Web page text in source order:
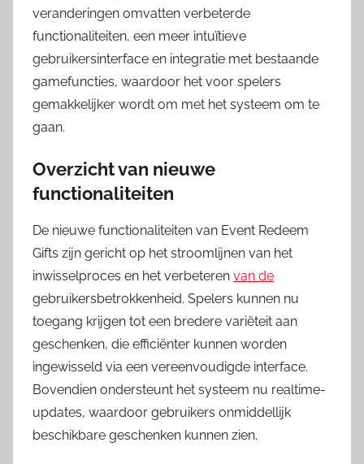
veranderingen omvatten verbeterde
functionaliteiten, een meer intuïtieve
gebruikersinterface en integratie met bestaande
gamefuncties, waardoor het voor spelers
gemakkelijker wordt om met het systeem om te
gaan.
Overzicht van nieuwe
functionaliteiten
De nieuwe functionaliteiten van Event Redeem
Gifts zijn gericht op het stroomlijnen van het
inwisselproces en het verbeteren van de
gebruikersbetrokkenheid. Spelers kunnen nu
toegang krijgen tot een bredere variëteit aan
geschenken, die efficiënter kunnen worden
ingewisseld via een vereenvoudigde interface.
Bovendien ondersteunt het systeem nu realtime-
updates, waardoor gebruikers onmiddellijk
beschikbare geschenken kunnen zien.